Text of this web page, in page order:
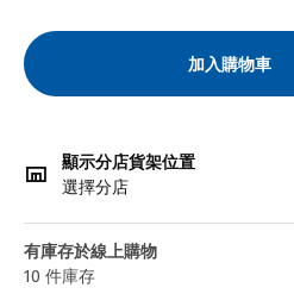
加入購物車
顯示分店貨架位置
選擇分店
有庫存於線上購物
10 件庫存